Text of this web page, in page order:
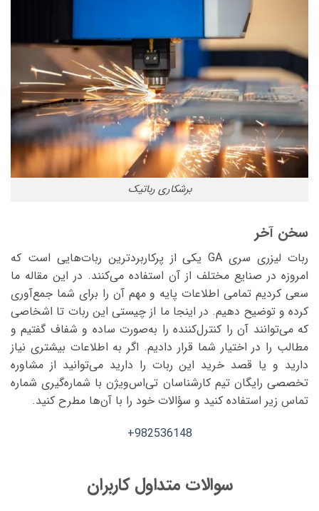
برشکاری رباتیک
سخن آخر
ربات لیزری سری GA یکی از پرکاربردترین ربات‌هایی است که
امروزه در صنایع مختلف از آن استفاده می‌کنند. در این مقاله ما
سعی کردیم تمامی اطلاعات پایه و مهم آن را برای شما جمع‌آوری
کرده و توضیح دهیم. در اینجا ما از چیستی این ربات تا اشخاصی
که می‌توانند آن را کنترل‌کننده را به‌صورت ساده و شفاف گفتیم و
مطالب را در اختیار شما قرار دادیم. اگر به اطلاعات بیشتری نیاز
دارید و یا قصد خرید این ربات را دارید می‌توانید از مشاوره
تخصصی رایگان تیم کارشناسان تی‌اس‌ویژن با شماره‌گیری شماره
تماس زیر استفاده کنید و سؤالات خود را با آن‌ها مطرح کنید.
982536148+
سوالات متداول کاربران